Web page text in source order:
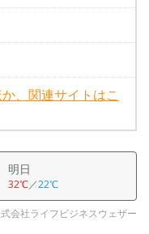
、関連サイトはこ
明日
32℃／22℃
会社ライフビジネスウェザー